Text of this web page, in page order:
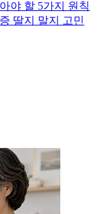
야 할 5가지 원칙
딸지 말지 고민